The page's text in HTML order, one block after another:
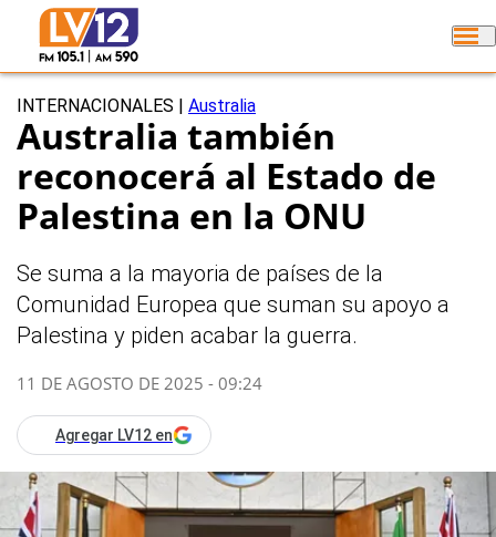
INTERNACIONALES Australia
Australia también
reconocerá al Estado de
Palestina en la ONU
Se suma a la mayoria de países de la
Comunidad Europea que suman su apoyo a
Palestina y piden acabar la guerra.
11 DE AGOSTO DE 2025 - 09:24
Agregar LV12 en